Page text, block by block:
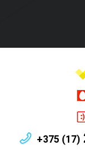
+375 (17)